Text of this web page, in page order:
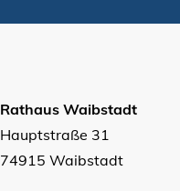
Rathaus Waibstadt
Hauptstraße 31
74915 Waibstadt